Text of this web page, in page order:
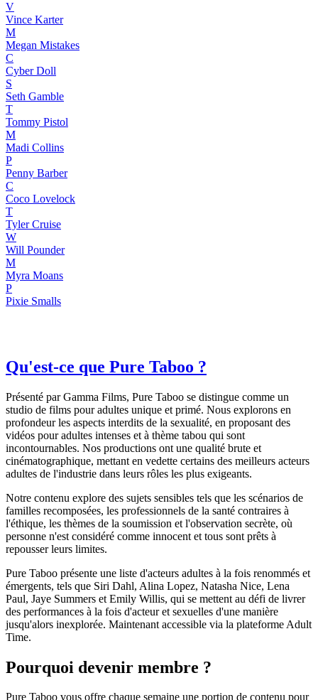
V
Vince Karter
M
Megan Mistakes
C
Cyber Doll
S
Seth Gamble
T
Tommy Pistol
M
Madi Collins
P
Penny Barber
C
Coco Lovelock
T
Tyler Cruise
W
Will Pounder
M
Myra Moans
P
Pixie Smalls
Qu'est-ce que Pure Taboo ?
Présenté par Gamma Films, Pure Taboo se distingue comme un
studio de films pour adultes unique et primé. Nous explorons en
profondeur les aspects interdits de la sexualité, en proposant des
vidéos pour adultes intenses et à thème tabou qui sont
incontournables. Nos productions ont une qualité brute et
cinématographique, mettant en vedette certains des meilleurs acteurs
adultes de l'industrie dans leurs rôles les plus exigeants.
Notre contenu explore des sujets sensibles tels que les scénarios de
familles recomposées, les professionnels de la santé contraires à
l'éthique, les thèmes de la soumission et l'observation secrète, où
personne n'est considéré comme innocent et tous sont prêts à
repousser leurs limites.
Pure Taboo présente une liste d'acteurs adultes à la fois renommés et
émergents, tels que Siri Dahl, Alina Lopez, Natasha Nice, Lena
Paul, Jaye Summers et Emily Willis, qui se mettent au défi de livrer
des performances à la fois d'acteur et sexuelles d'une manière
jusqu'alors inexplorée. Maintenant accessible via la plateforme Adult
Time.
Pourquoi devenir membre ?
Pure Taboo vous offre chaque semaine une portion de contenu pour